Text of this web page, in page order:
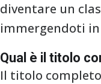
diventare un
immergendoti
Qual è il titolo
Il titolo completo